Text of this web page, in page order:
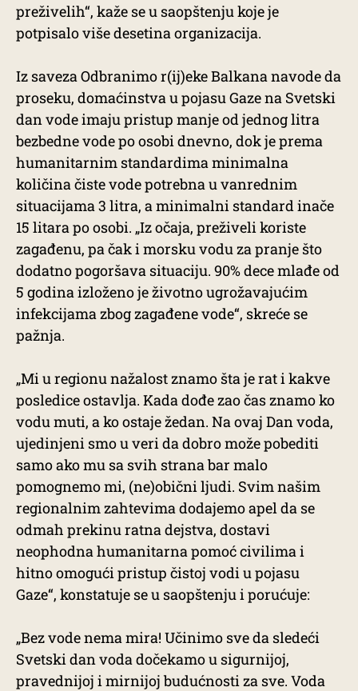
preživelih“, kaže se u saopštenju koje je
potpisalo više desetina organizacija.
Iz saveza Odbranimo r(ij)eke Balkana navode da
proseku, domaćinstva u pojasu Gaze na Svetski
dan vode imaju pristup manje od jednog litra
bezbedne vode po osobi dnevno, dok je prema
humanitarnim standardima minimalna
količina čiste vode potrebna u vanrednim
situacijama 3 litra, a minimalni standard inače
15 litara po osobi. „Iz očaja, preživeli koriste
zagađenu, pa čak i morsku vodu za pranje što
dodatno pogoršava situaciju. 90% dece mlađe od
5 godina izloženo je životno ugrožavajućim
infekcijama zbog zagađene vode“, skreće se
pažnja.
„Mi u regionu nažalost znamo šta je rat i kakve
posledice ostavlja. Kada dođe zao čas znamo ko
vodu muti, a ko ostaje žedan. Na ovaj Dan voda,
ujedinjeni smo u veri da dobro može pobediti
samo ako mu sa svih strana bar malo
pomognemo mi, (ne)obični ljudi. Svim našim
regionalnim zahtevima dodajemo apel da se
odmah prekinu ratna dejstva, dostavi
neophodna humanitarna pomoć civilima i
hitno omogući pristup čistoj vodi u pojasu
Gaze“, konstatuje se u saopštenju i porućuje:
„Bez vode nema mira! Učinimo sve da sledeći
Svetski dan voda dočekamo u sigurnijoj,
pravednijoj i mirnijoj budućnosti za sve. Voda